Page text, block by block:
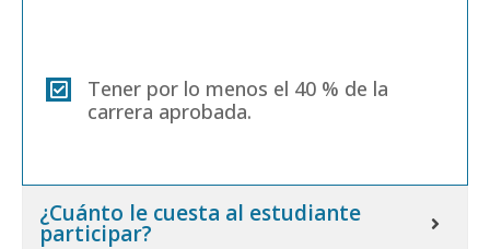
Tener por lo menos el 40 % de la
carrera aprobada.
¿Cuánto le cuesta al estudiante
participar?